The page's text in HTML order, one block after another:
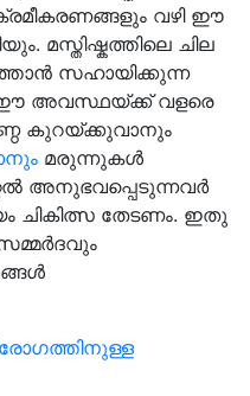
വഴി ഈ
മസ്തിഷ്കത്തിലെ ചില
സഹായിക്കുന്ന
ഈ അവസ്ഥയ്ക്ക് വളരെ
കുറയ്ക്കുവാനും
മരുന്നുകൾ
അനുഭവപ്പെടുന്നവർ
ചികിത്സ തേടണം. ഇതു